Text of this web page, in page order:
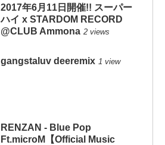
2017年6月11日開催!! スーパー
ハイ x STARDOM RECORD
@CLUB Ammona 2 views
gangstaluv deeremix 1 view
RENZAN - Blue Pop
Ft.microM【Official Music